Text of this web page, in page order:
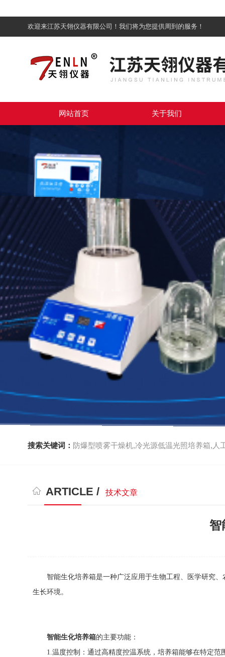
欢迎来江苏天翎仪器有限公司！我们将为您提供周到的服务！
网站首页 关于我们
搜索关键词： 防爆型喷雾干燥机,冷光源低温光照培养箱,人
ARTICLE / 技术文章
智
智能生化培养箱是一种广泛应用于生物工程、医学研究、
生长环境。
智能生化培养箱的主要功能：
1.温度控制：通过高精度控温系统，培养箱能够在特定范